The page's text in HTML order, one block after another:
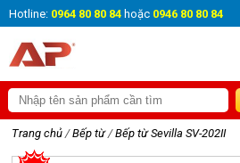
Hotline: 0964 80 80 84 hoặc 0946 80 80 84
Trang chủ / Bếp từ / Bếp từ Sevilla SV-202II